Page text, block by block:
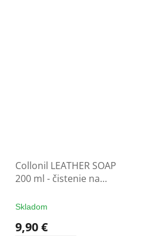
Collonil LEATHER SOAP
200 ml - čistenie na
Skladom
9,90 €